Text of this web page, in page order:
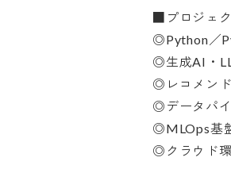
■プロジェク
◎Python／
◎生成AI・
◎レコメン
◎データパ
◎MLOps基
◎クラウド